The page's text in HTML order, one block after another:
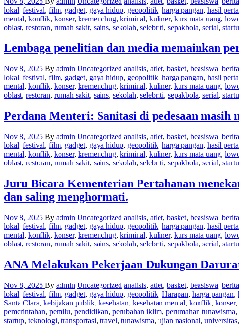
lokal, festival, film, gadget, gaya hidup, geopolitik, harga pangan, hasil
mental, konflik, konser, kremenchug, kriminal, kuliner, kurs mata uang,
oblast, restoran, rumah sakit, sains, sekolah, selebriti, sepakbola, serial,
Lembaga penelitian dan media memainkan
Nov 8, 2025 By admin Uncategorized analisis, atlet, basket, beasiswa, berita
lokal, festival, film, gadget, gaya hidup, geopolitik, harga pangan, hasil
mental, konflik, konser, kremenchug, kriminal, kuliner, kurs mata uang,
oblast, restoran, rumah sakit, sains, sekolah, selebriti, sepakbola, serial,
Perdana Menteri: Sanitasi di pedesaan
Nov 8, 2025 By admin Uncategorized analisis, atlet, basket, beasiswa, berita
lokal, festival, film, gadget, gaya hidup, geopolitik, harga pangan, hasil
mental, konflik, konser, kremenchug, kriminal, kuliner, kurs mata uang,
oblast, restoran, rumah sakit, sains, sekolah, selebriti, sepakbola, serial,
Juru Bicara Kementerian Pertahanan
dan saling menghormati.
Nov 8, 2025 By admin Uncategorized analisis, atlet, basket, beasiswa, berita
lokal, festival, film, gadget, gaya hidup, geopolitik, harga pangan, hasil
mental, konflik, konser, kremenchug, kriminal, kuliner, kurs mata uang,
oblast, restoran, rumah sakit, sains, sekolah, selebriti, sepakbola, serial,
ANA Melakukan Pekerjaan Dukungan
Nov 8, 2025 By admin Uncategorized analisis, atlet, basket, beasiswa, berita
lokal, festival, film, gadget, gaya hidup, geopolitik, Harapan, harga pangan,
Santa Clara, kebijakan publik, kesehatan, kesehatan mental, konflik, konser,
pemerintahan, pemilu, pendidikan, perubahan iklim, perumahan tunawisma,
startup, teknologi, transportasi, travel, tunawisma, ujian nasional, universitas,